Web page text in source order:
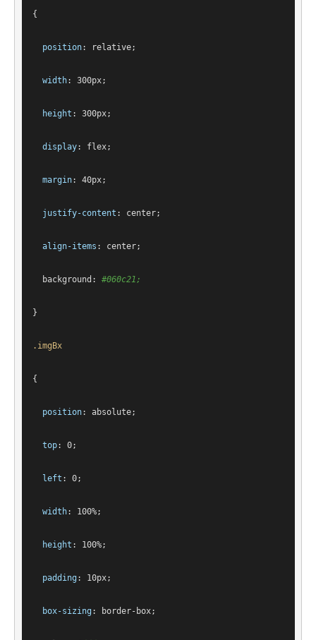
{
position: relative;
width: 300px;
height : 300px;
display: flex;
margin: 40px;
justify-content : center;
align-items : center;
background : #060c21 ;
}
.imgBx
{
position: absolute;
top: 0;
left : 0;
width: 100%;
height : 100%;
padding: 10px;
box-sizing: border-box;